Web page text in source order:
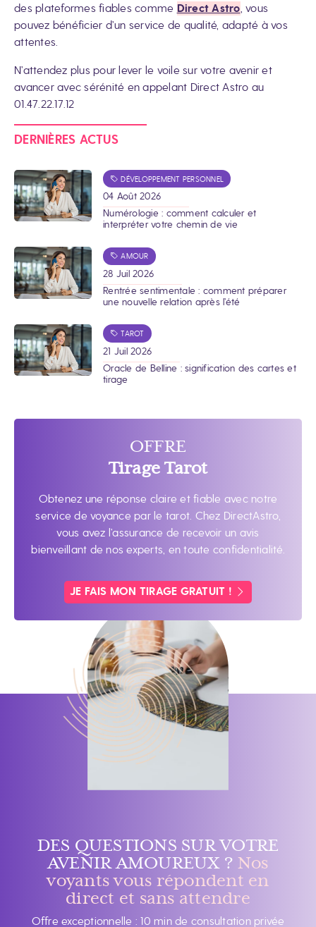
des plateformes fiables comme Direct Astro , vous
pouvez bénéficier d’un service de qualité, adapté à vos
attentes.
N’attendez plus pour lever le voile sur votre avenir et
avancer avec sérénité en appelant Direct Astro au
01.47.22.17.12
DERNIÈRES ACTUS
DÉVELOPPEMENT PERSONNEL
04 Août 2026
Numérologie : comment calculer et
interpréter votre chemin de vie
AMOUR
28 Juil 2026
Rentrée sentimentale : comment préparer
une nouvelle relation après l’été
TAROT
21 Juil 2026
Oracle de Belline : signification des cartes et
tirage
OFFRE
Tirage Tarot
Obtenez une réponse claire et fiable avec notre
service de voyance par le tarot. Chez DirectAstro,
vous avez l’assurance de recevoir un avis
bienveillant de nos experts, en toute confidentialité.
JE FAIS MON TIRAGE GRATUIT !
DES QUESTIONS SUR VOTRE
AVENIR AMOUREUX ? Nos
voyants vous répondent en
direct et sans attendre
Offre exceptionnelle : 10 min de consultation privée